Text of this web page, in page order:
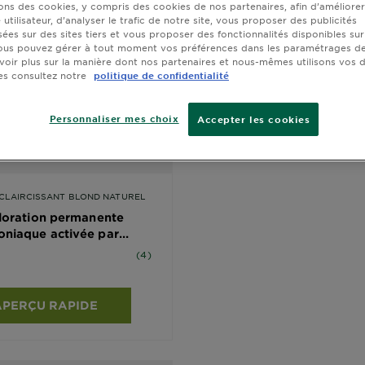
BLOND NATUREL
permanente
activée par
basé sur les avis (4)
RAPIDE
des cookies, y compris des cookies de nos partenaires, afin
utilisateur, d’analyser le trafic de notre site, vous proposer des publicités
sur des sites tiers et vous proposer des fonctionnalités disponibles sur
pouvez gérer à tout moment vos préférences dans les paramétrages
plus sur la manière dont nos partenaires et nous-mêmes utilisons vos
consultez notre
politique de confidentialité
Accepter les cookies
Personnaliser mes choix